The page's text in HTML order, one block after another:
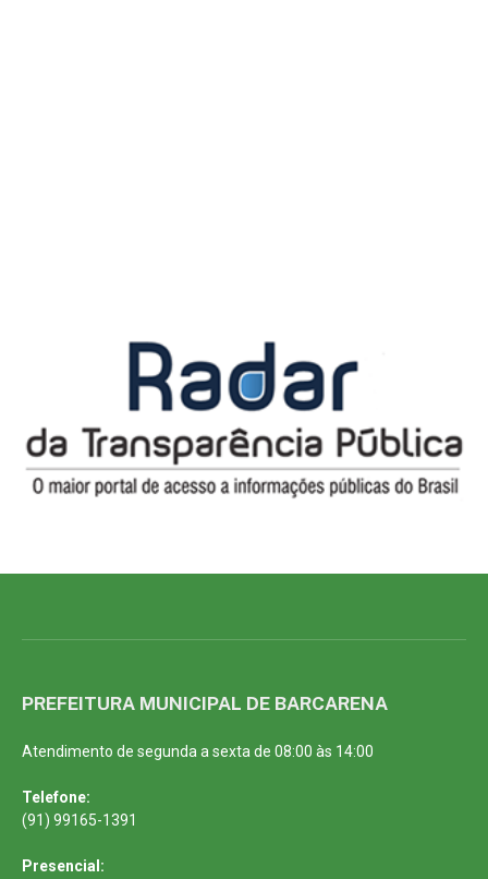
PREFEITURA MUNICIPAL DE BARCARENA
Atendimento de segunda a sexta de 08:00 às 14:00
Telefone:
(91) 99165-1391
Presencial: